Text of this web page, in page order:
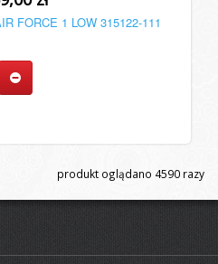
FORCE 1 LOW 315122-111
produkt oglądano 4590 razy